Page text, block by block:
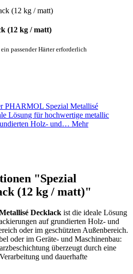
(12 kg / matt)
passender Härter erforderlich
PHARMOL Spezial Metallisé
Lösung für hochwertige metallic
Holz- und… Mehr
"Spezial
(12 kg / matt)"
Decklack ist die ideale Lösung
auf grundierten Holz- und
oder im geschützten Außenbereich.
oder im Geräte- und Maschinenbau:
überzeugt durch eine
und dauerhafte